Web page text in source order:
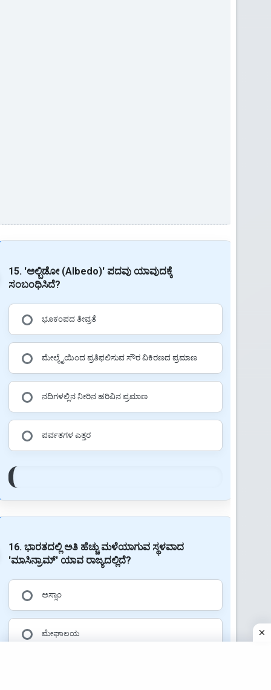
15. 'ಅಲ್ಬಿಡೋ (Albedo)' ಪದವು ಯಾವುದಕ್ಕೆ
ಸಂಬಂಧಿಸಿದೆ?
ಭೂಕಂಪದ ತೀವ್ರತೆ
ಮೇಲ್ಮೈಯಿಂದ ಪ್ರತಿಫಲಿಸುವ ಸೌರ ವಿಕಿರಣದ ಪ್ರಮಾಣ
ನದಿಗಳಲ್ಲಿನ ನೀರಿನ ಹರಿವಿನ ಪ್ರಮಾಣ
ಪರ್ವತಗಳ ಎತ್ತರ
16. ಭಾರತದಲ್ಲಿ ಅತಿ ಹೆಚ್ಚು ಮಳೆಯಾಗುವ ಸ್ಥಳವಾದ
'ಮಾಸಿನ್ರಾಮ್' ಯಾವ ರಾಜ್ಯದಲ್ಲಿದೆ?
ಅಸ್ಸಾಂ
ಮೇಘಾಲಯ